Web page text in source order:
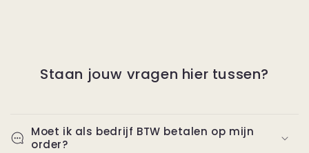
Staan jouw vragen hier tussen?
Moet ik als bedrijf BTW betalen op mijn
order?